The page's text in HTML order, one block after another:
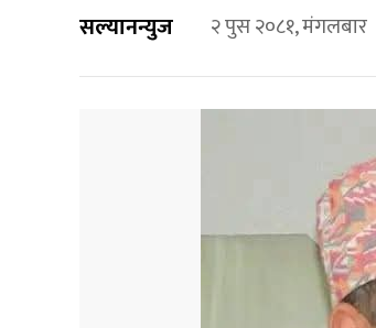
सल्यानन्युज २ पुस २०८१, मंगलबार